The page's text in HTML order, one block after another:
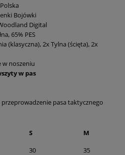
Bojówki
Digital
65% PES
(klasyczna), 2x Tylna (ścięta), 2x
w noszeniu
w pas
pasa taktycznego
S
M
30
35